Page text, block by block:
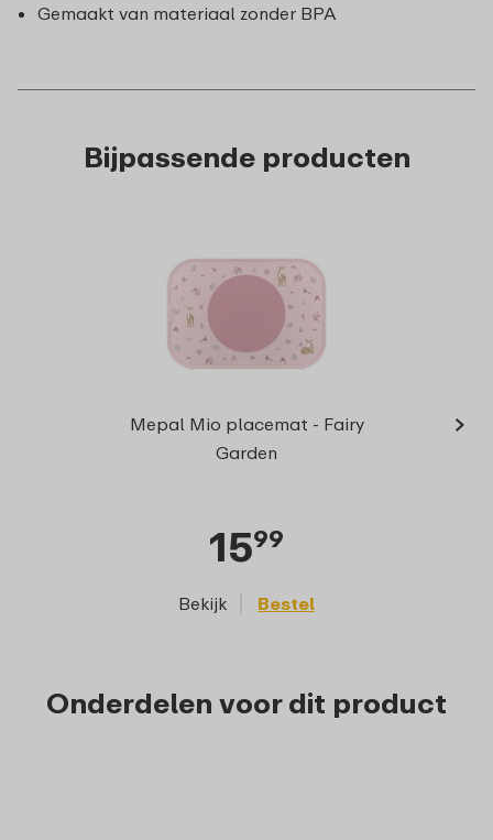
Gemaakt van materiaal zonder BPA
Bijpassende producten
Mepal Mio placemat - Fairy
Garden
1599
Bekijk Bestel
›
Onderdelen voor dit product